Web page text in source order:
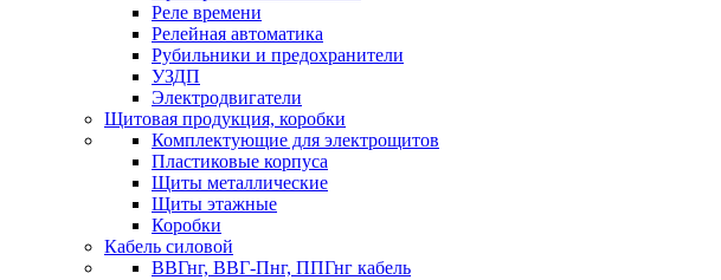
Реле времени
Релейная автоматика
Рубильники и предохранители
УЗДП
Электродвигатели
Щитовая продукция, коробки
Комплектующие для электрощитов
Пластиковые корпуса
Щиты металлические
Щиты этажные
Коробки
Кабель силовой
ВВГнг, ВВГ-Пнг, ППГнг кабель